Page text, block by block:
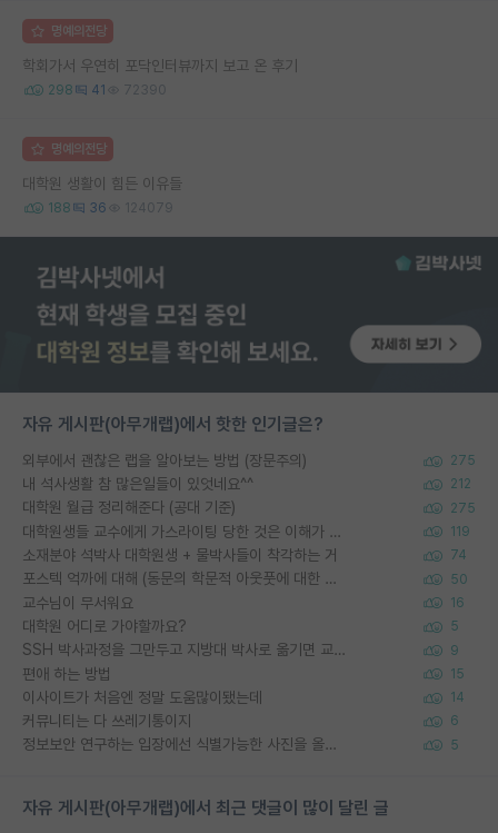
명예의전당
학회가서 우연히 포닥인터뷰까지 보고 온 후기
298 41 72390
명예의전당
대학원 생활이 힘든 이유들
188 36 124079
자유 게시판(아무개랩)에서 핫한 인기글은?
외부에서 괜찮은 랩을 알아보는 방법 (장문주의) 275
내 석사생활 참 많은일들이 있엇네요^^ 212
대학원 월급 정리해준다 (공대 기준) 275
대학원생들 교수에게 가스라이팅 당한 것은 이해가 갑니다. 안타깝네요. 119
소재분야 석박사 대학원생 + 물박사들이 착각하는 거 74
포스텍 억까에 대해 (동문의 학문적 아웃풋에 대한 반박) 50
교수님이 무서워요 16
대학원 어디로 가야할까요? 5
SSH 박사과정을 그만두고 지방대 박사로 옮기면 교수의 꿈은 끝일까요? 9
편애 하는 방법 15
이사이트가 처음엔 정말 도움많이됐는데 14
커뮤니티는 다 쓰레기통이지 6
정보보안 연구하는 입장에선 식별가능한 사진을 올리는건 비추이긴함 5
자유 게시판(아무개랩)에서 최근 댓글이 많이 달린 글